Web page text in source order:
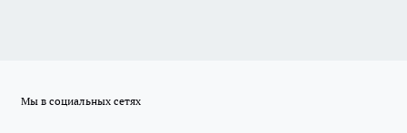
Мы в социальных сетях